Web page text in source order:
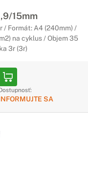
15mm
/ Formát: A4 (240mm) /
na cyklus / Objem 35
3r (3r)
SA